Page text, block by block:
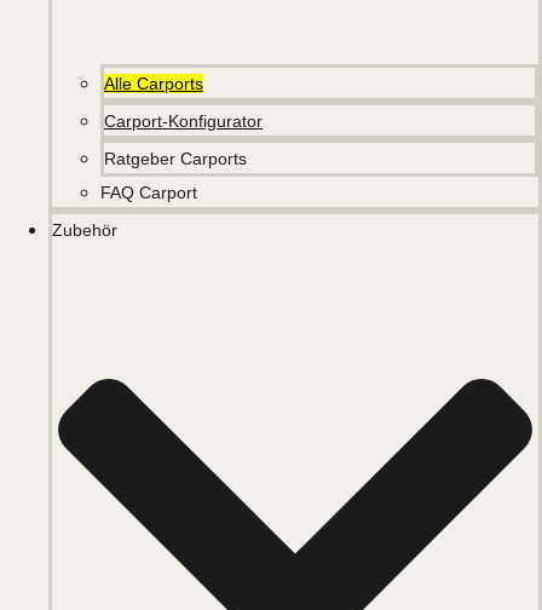
Alle Carports
Carport-Konfigurator
Ratgeber Carports
FAQ Carport
Zubehör